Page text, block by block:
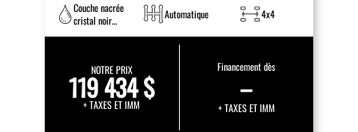
Couche nacrée
cristal noir
Automatique 4x4
NOTRE PRIX
119 434 $
+ TAXES ET IMM
Financement dès
–
+ TAXES ET IMM